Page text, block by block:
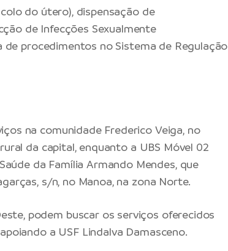
do útero), dispensação de
de Infecções Sexualmente
de procedimentos no Sistema de Regulação
na comunidade Frederico Veiga, no
da capital, enquanto a UBS Móvel 02
da Família Armando Mendes, que
s/n, no Manoa, na zona Norte.
podem buscar os serviços oferecidos
a USF Lindalva Damasceno.